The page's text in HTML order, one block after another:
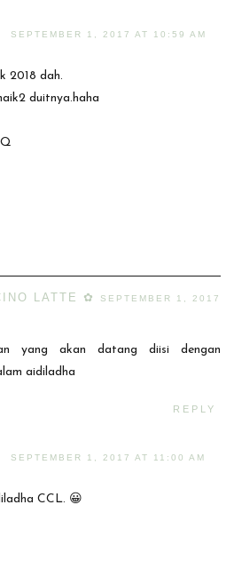
SEPTEMBER 1, 2017 AT 10:59 AM
2018 dah.
duitnya.haha
LATTE ✿
SEPTEMBER 1, 2017
yang akan datang diisi dengan
aidiladha
REPLY
SEPTEMBER 1, 2017 AT 11:00 AM
CCL. 😀